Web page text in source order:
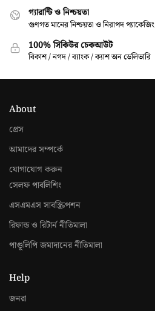
গ্যারান্টি ও নিশ্চয়তা
গুণগত মানের নিশ্চয়তা ও নিরাপদ প্যাকেজিং
100% সিকিউর চেকআউট
বিকাশ / নগদ / ব্যাংক / ক্যাশ অন ডেলিভারি
About
প্রেস
আমাদের সম্পর্কে
যোগাযোগ করুন
সেলফ পাবলিশিং
এসএমএস সাবস্ক্রিপশন
রিফান্ড ও রিটার্ন নীতিমালা
পাণ্ডূলিপি জমাদানের নীতিমালা
Help
জনরা